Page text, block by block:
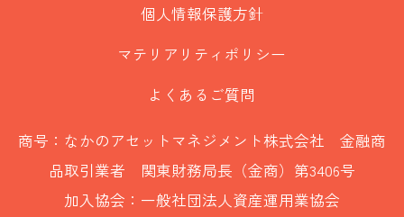
個人情報保護方針
マテリアリティポリシー
よくあるご質問
商号：なかのアセットマネジメント株式会社 金融商
品取引業者 関東財務局長（金商）第3406号
加入協会：一般社団法人資産運用業協会